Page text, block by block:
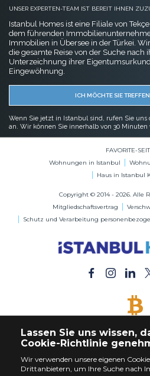
UNSER EXPERTEN-TEAM IST BEREIT IHNEN
Istanbul Homes ist eine Filiale von
dem führenden
Immobilien in Übersee in der Türkei.
die gesamte Reise von der Suche nach
Unterzeichnung ihrer
Eingewöhnung.
ICH MÖCHTE SIE TREFFEN
Wenn Sie jetzt in Istanbul sind, rufen Sie uns
an. Wir können Sie innerhalb von 30
FAVORITE-
Wohnungen in Istanbul
Haus in Istanbul
Copyright © 2014 - 2026. Alle
Mitgliedschaftsvertrag
Schutz und Verarbeitung
Kaufen Sie jede Immobilie
Lassen Sie uns wissen,
Cookie-Richtlinie
Wir verwenden unsere eigenen
Drittanbietern, um Ihre Suche nach